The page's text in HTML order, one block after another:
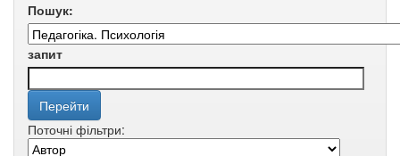
Пошук:
запит
Поточні фільтри: